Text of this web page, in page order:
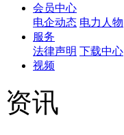
会员中心
电企动态 电力人物
服务
法律声明 下载中心
视频
资讯